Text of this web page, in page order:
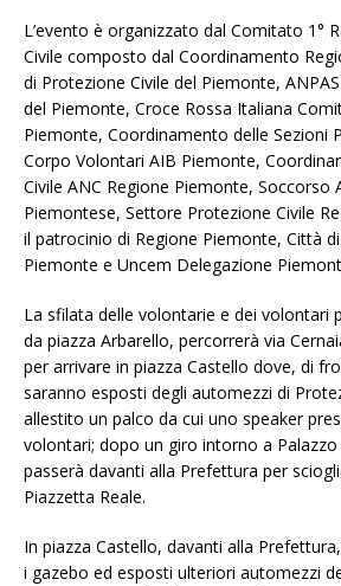
L’evento è organizzato dal Comitato 1°
Civile composto dal Coordinamento
di Protezione Civile del Piemonte,
del Piemonte, Croce Rossa Italiana
Piemonte, Coordinamento delle Sezioni
Corpo Volontari AIB Piemonte,
Civile ANC Regione Piemonte, Soccorso
Piemontese, Settore Protezione Civile
il patrocinio di Regione Piemonte, Città
Piemonte e Uncem Delegazione
La sfilata delle volontarie e dei volontari
da piazza Arbarello, percorrerà via
per arrivare in piazza Castello dove, di
saranno esposti degli automezzi di
allestito un palco da cui uno speaker
volontari; dopo un giro intorno a
passerà davanti alla Prefettura per
Piazzetta Reale.
In piazza Castello, davanti alla
i gazebo ed esposti ulteriori automezzi